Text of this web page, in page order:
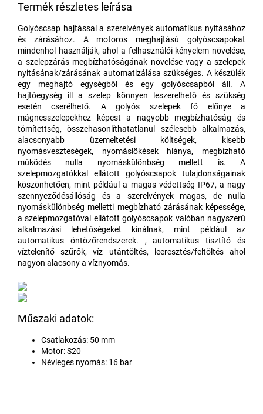
Termék részletes leírása
Golyóscsap hajtással a szerelvények automatikus nyitásához
és zárásához. A motoros meghajtású golyóscsapokat
mindenhol használják, ahol a felhasználói kényelem növelése,
a szelepzárás megbízhatóságának növelése vagy a szelepek
nyitásának/zárásának automatizálása szükséges. A készülék
egy meghajtó egységből és egy golyóscsapból áll. A
hajtóegység ill a szelep könnyen leszerelhető és szükség
esetén cserélhető. A golyós szelepek fő előnye a
mágnesszelepekhez képest a nagyobb megbízhatóság és
tömítettség, összehasonlíthatatlanul szélesebb alkalmazás,
alacsonyabb üzemeltetési költségek, kisebb
nyomásveszteségek, nyomáslökések hiánya, megbízható
működés nulla nyomáskülönbség mellett is. A
szelepmozgatókkal ellátott golyóscsapok tulajdonságainak
köszönhetően, mint például a magas védettség IP67, a nagy
szennyeződésállóság és a szerelvények magas, de nulla
nyomáskülönbség melletti megbízható zárásának képessége,
a szelepmozgatóval ellátott golyóscsapok valóban nagyszerű
alkalmazási lehetőségeket kínálnak, mint például az
automatikus öntözőrendszerek. , automatikus tisztító és
víztelenítő szűrők, víz utántöltés, leeresztés/feltöltés ahol
nagyon alacsony a víznyomás.
Műszaki adatok:
Csatlakozás: 50 mm
Motor: S20
Névleges nyomás: 16 bar